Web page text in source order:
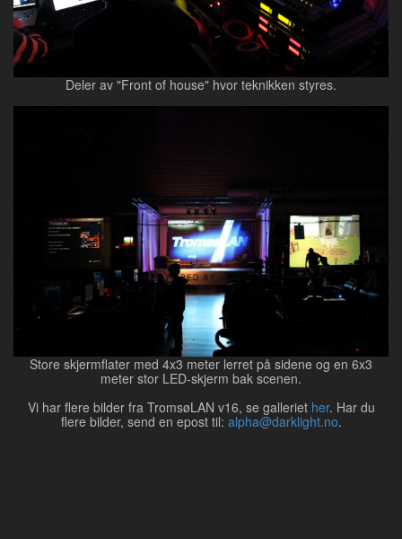
Deler av "Front of house" hvor teknikken styres.
Store skjermflater med 4x3 meter lerret på sidene og en 6x3
meter stor LED-skjerm bak scenen.
Vi har flere bilder fra TromsøLAN v16, se galleriet her. Har du
flere bilder, send en epost til: alpha@darklight.no.